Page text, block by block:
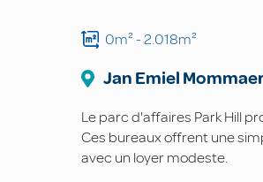
0m²- 2.018m²
Jan Emiel
Le parc d'affaires Park Hill
Ces bureaux offrent une
avec un loyer modeste.